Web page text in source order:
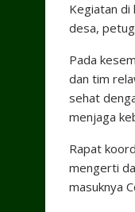
Kegiatan di
desa,
Pada
dan tim
sehat
menjaga
Rapat
mengerti
masuknya